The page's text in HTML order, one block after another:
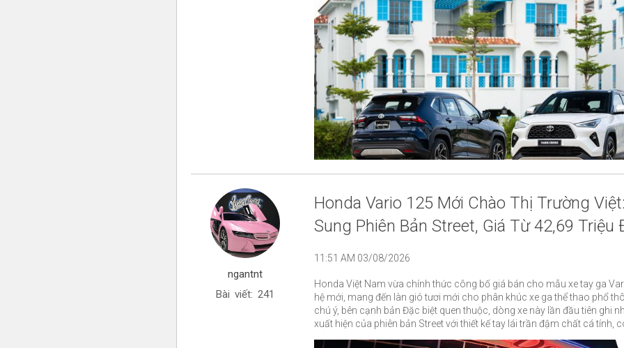
ngantnt
Bài viết: 241
Honda Vario 125 Mới Chào Thị Trường
Sung Phiên Bản Street, Giá Từ 42,69 Triệu
11:51 AM 03/08/2026
Honda Việt Nam vừa chính thức công bố giá bán cho mẫu xe tay ga
hệ mới, mang đến làn gió tươi mới cho phân khúc xe ga thể thao phổ
chú ý, bên cạnh bản Đặc biệt quen thuộc, dòng xe này lần đầu tiên ghi
xuất hiện của phiên bản Street với thiết kế tay lái trần đậm chất cá tính,